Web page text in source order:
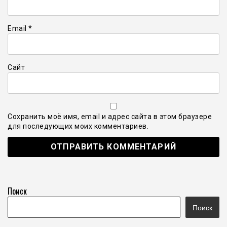
Email *
Сайт
Сохранить моё имя, email и адрес сайта в этом браузере
для последующих моих комментариев.
Поиск
Поиск